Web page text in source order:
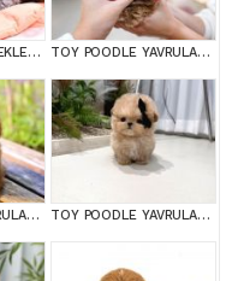
TOY POODLE BEBEKLERİM TOY POODLE YAVRULARIM
TOY POODLE YAVRULARIM TOY POODLE YAVRULARIM